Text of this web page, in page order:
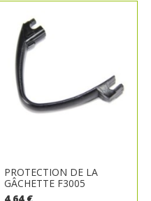
PROTECTION DE LA
GÂCHETTE F3005